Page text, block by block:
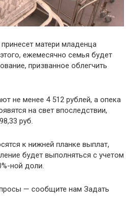
матери младенца
ежемесячно семья будет
призванное облегчить
не менее 4 512 рублей, а опека
на свет впоследствии,
руб.
к нижней планке выплат,
будет выполняться с учетом
ной доли.
— сообщите нам Задать